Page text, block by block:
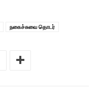
நகைச்சுவை தொடர்